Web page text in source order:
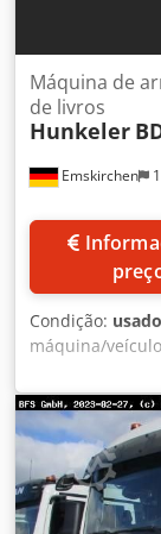
Emskirchen
Máquina de
de livros
Hunkeler
Condição: usado
máquina/
capas de
livros Hunkeler
Inspeção de
Ap Ajf
máquinas em
inspeccionado
testado